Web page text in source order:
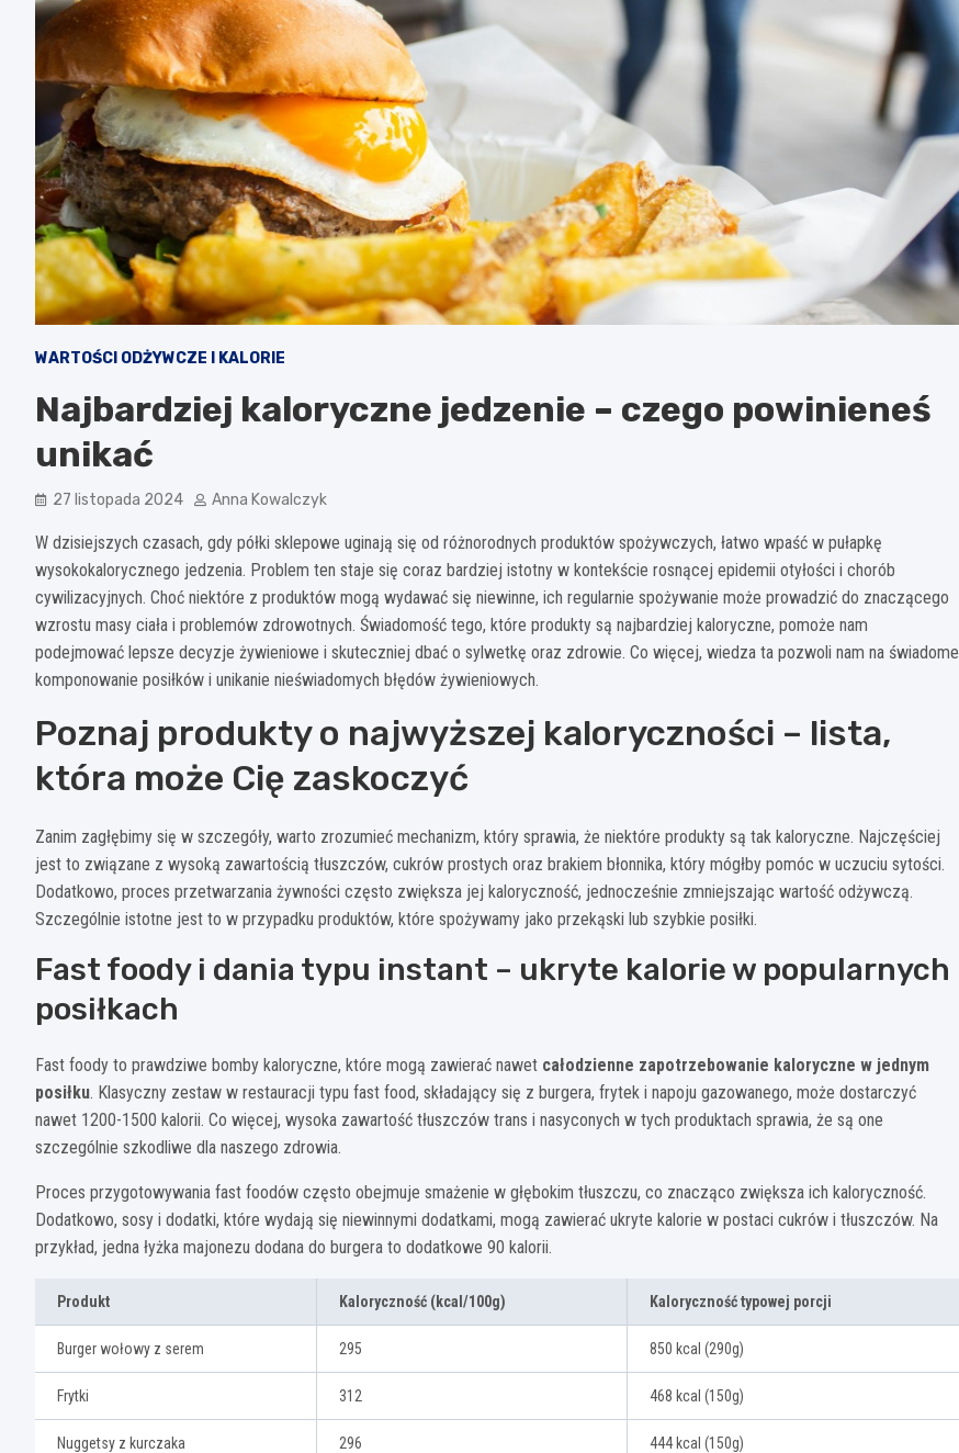
WARTOŚCI ODŻYWCZE I KALORIE
Najbardziej kaloryczne jedzenie – czego powinieneś
unikać
27 listopada 2024 Anna Kowalczyk
W dzisiejszych czasach, gdy półki sklepowe uginają się od różnorodnych produktów spożywczych, łatwo wpaść w pułapkę
wysokokalorycznego jedzenia. Problem ten staje się coraz bardziej istotny w kontekście rosnącej epidemii otyłości i chorób
cywilizacyjnych. Choć niektóre z produktów mogą wydawać się niewinne, ich regularnie spożywanie może prowadzić do znaczącego
wzrostu masy ciała i problemów zdrowotnych. Świadomość tego, które produkty są najbardziej kaloryczne, pomoże nam
podejmować lepsze decyzje żywieniowe i skuteczniej dbać o sylwetkę oraz zdrowie. Co więcej, wiedza ta pozwoli nam na świadome
komponowanie posiłków i unikanie nieświadomych błędów żywieniowych.
Poznaj produkty o najwyższej kaloryczności – lista,
która może Cię zaskoczyć
Zanim zagłębimy się w szczegóły, warto zrozumieć mechanizm, który sprawia, że niektóre produkty są tak kaloryczne. Najczęściej
jest to związane z wysoką zawartością tłuszczów, cukrów prostych oraz brakiem błonnika, który mógłby pomóc w uczuciu sytości.
Dodatkowo, proces przetwarzania żywności często zwiększa jej kaloryczność, jednocześnie zmniejszając wartość odżywczą.
Szczególnie istotne jest to w przypadku produktów, które spożywamy jako przekąski lub szybkie posiłki.
Fast foody i dania typu instant – ukryte kalorie w popularnych
posiłkach
Fast foody to prawdziwe bomby kaloryczne, które mogą zawierać nawet całodzienne zapotrzebowanie kaloryczne w jednym
posiłku. Klasyczny zestaw w restauracji typu fast food, składający się z burgera, frytek i napoju gazowanego, może dostarczyć
nawet 1200-1500 kalorii. Co więcej, wysoka zawartość tłuszczów trans i nasyconych w tych produktach sprawia, że są one
szczególnie szkodliwe dla naszego zdrowia.
Proces przygotowywania fast foodów często obejmuje smażenie w głębokim tłuszczu, co znacząco zwiększa ich kaloryczność.
Dodatkowo, sosy i dodatki, które wydają się niewinnymi dodatkami, mogą zawierać ukryte kalorie w postaci cukrów i tłuszczów. Na
przykład, jedna łyżka majonezu dodana do burgera to dodatkowe 90 kalorii.
Produkt Kaloryczność (kcal/100g) Kaloryczność typowej porcji
Burger wołowy z serem 295 850 kcal (290g)
Frytki 312 468 kcal (150g)
Nuggetsy z kurczaka 296 444 kcal (150g)